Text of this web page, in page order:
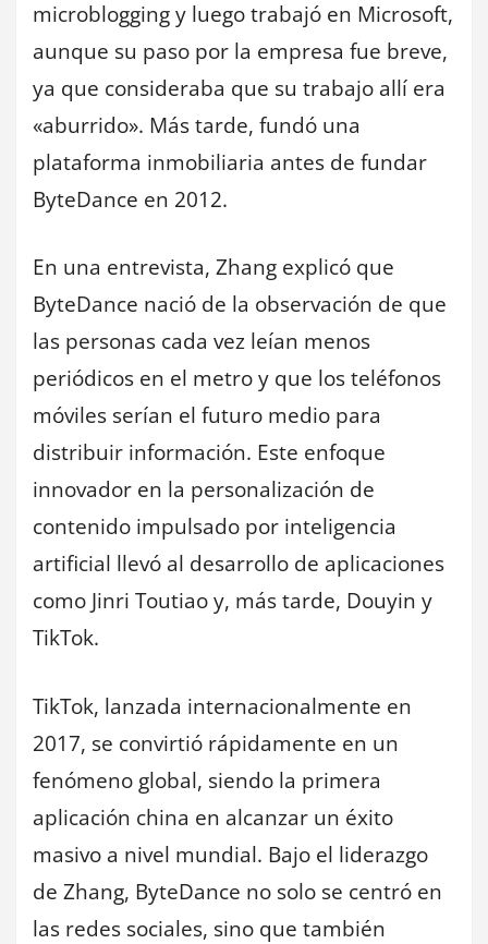
microblogging y luego trabajó en Microsoft,
aunque su paso por la empresa fue breve,
ya que consideraba que su trabajo allí era
«aburrido». Más tarde, fundó una
plataforma inmobiliaria antes de fundar
ByteDance en 2012.
En una entrevista, Zhang explicó que
ByteDance nació de la observación de que
las personas cada vez leían menos
periódicos en el metro y que los teléfonos
móviles serían el futuro medio para
distribuir información. Este enfoque
innovador en la personalización de
contenido impulsado por inteligencia
artificial llevó al desarrollo de aplicaciones
como Jinri Toutiao y, más tarde, Douyin y
TikTok.
TikTok, lanzada internacionalmente en
2017, se convirtió rápidamente en un
fenómeno global, siendo la primera
aplicación china en alcanzar un éxito
masivo a nivel mundial. Bajo el liderazgo
de Zhang, ByteDance no solo se centró en
las redes sociales, sino que también